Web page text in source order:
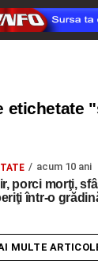
etichetate
acum 10 ani
porci morţi,
într-o
MULTE